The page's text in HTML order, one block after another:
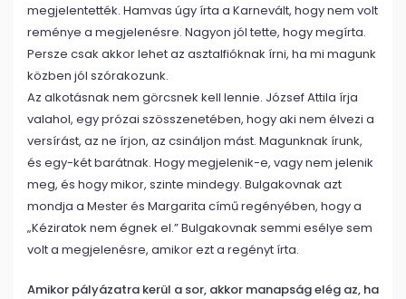
megjelentették. Hamvas úgy írta a Karnevált, hogy nem volt
reménye a megjelenésre. Nagyon jól tette, hogy megírta.
Persze csak akkor lehet az asztalfióknak írni, ha mi magunk
közben jól szórakozunk.
Az alkotásnak nem görcsnek kell lennie. József Attila írja
valahol, egy prózai szösszenetében, hogy aki nem élvezi a
versírást, az ne írjon, az csináljon mást. Magunknak írunk,
és egy-két barátnak. Hogy megjelenik-e, vagy nem jelenik
meg, és hogy mikor, szinte mindegy. Bulgakovnak azt
mondja a Mester és Margarita című regényében, hogy a
„Kéziratok nem égnek el.” Bulgakovnak semmi esélye sem
volt a megjelenésre, amikor ezt a regényt írta.
Amikor pályázatra kerül a sor, akkor manapság elég az, ha